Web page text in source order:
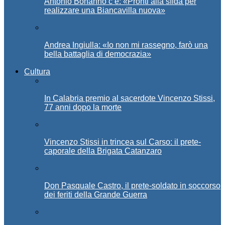
realizzare una Biancavilla nuova»
Andrea Ingiulla: «Io non mi rassegno, farò una
bella battaglia di democrazia»
Cultura
In Calabria premio al sacerdote Vincenzo Stissi,
77 anni dopo la morte
Vincenzo Stissi in trincea sul Carso: il prete-
caporale della Brigata Catanzaro
Don Pasquale Castro, il prete-soldato in soccorso
dei feriti della Grande Guerra